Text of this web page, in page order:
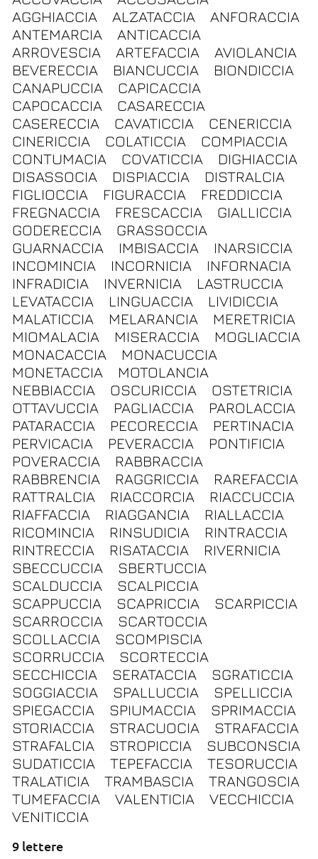
AGGHIACCIA
ALZATACCIA
ANFORACCIA
ANTEMARCIA
ANTICACCIA
ARROVESCIA
ARTEFACCIA
AVIOLANCIA
BEVERECCIA
BIANCUCCIA
BIONDICCIA
CANAPUCCIA
CAPICACCIA
CAPOCACCIA
CASARECCIA
CASERECCIA
CAVATICCIA
CENERICCIA
CINERICCIA
COLATICCIA
COMPIACCIA
CONTUMACIA
COVATICCIA
DIGHIACCIA
DISASSOCIA
DISPIACCIA
DISTRALCIA
FIGLIOCCIA
FIGURACCIA
FREDDICCIA
FREGNACCIA
FRESCACCIA
GIALLICCIA
GODERECCIA
GRASSOCCIA
GUARNACCIA
IMBISACCIA
INARSICCIA
INCOMINCIA
INCORNICIA
INFORNACIA
INFRADICIA
INVERNICIA
LASTRUCCIA
LEVATACCIA
LINGUACCIA
LIVIDICCIA
MALATICCIA
MELARANCIA
MERETRICIA
MIOMALACIA
MISERACCIA
MOGLIACCIA
MONACACCIA
MONACUCCIA
MONETACCIA
MOTOLANCIA
NEBBIACCIA
OSCURICCIA
OSTETRICIA
OTTAVUCCIA
PAGLIACCIA
PAROLACCIA
PATARACCIA
PECORECCIA
PERTINACIA
PERVICACIA
PEVERACCIA
PONTIFICIA
POVERACCIA
RABBRACCIA
RABBRENCIA
RAGGRICCIA
RAREFACCIA
RATTRALCIA
RIACCORCIA
RIACCUCCIA
RIAFFACCIA
RIAGGANCIA
RIALLACCIA
RICOMINCIA
RINSUDICIA
RINTRACCIA
RINTRECCIA
RISATACCIA
RIVERNICIA
SBECCUCCIA
SBERTUCCIA
SCALDUCCIA
SCALPICCIA
SCAPPUCCIA
SCAPRICCIA
SCARPICCIA
SCARROCCIA
SCARTOCCIA
SCOLLACCIA
SCOMPISCIA
SCORRUCCIA
SCORTECCIA
SECCHICCIA
SERATACCIA
SGRATICCIA
SOGGIACCIA
SPALLUCCIA
SPELLICCIA
SPIEGACCIA
SPIUMACCIA
SPRIMACCIA
STORIACCIA
STRACUOCIA
STRAFACCIA
STRAFALCIA
STROPICCIA
SUBCONSCIA
SUDATICCIA
TEPEFACCIA
TESORUCCIA
TRALATICIA
TRAMBASCIA
TRANGOSCIA
TUMEFACCIA
VALENTICIA
VECCHICCIA
VENITICCIA
9 lettere